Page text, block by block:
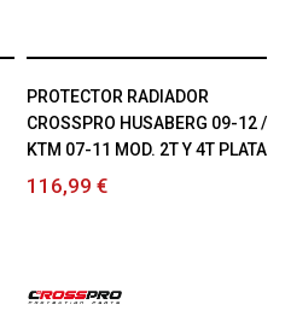
PROTECTOR RADIADOR
CROSSPRO HUSABERG 09-12 /
KTM 07-11 MOD. 2T Y 4T PLATA
116,99 €